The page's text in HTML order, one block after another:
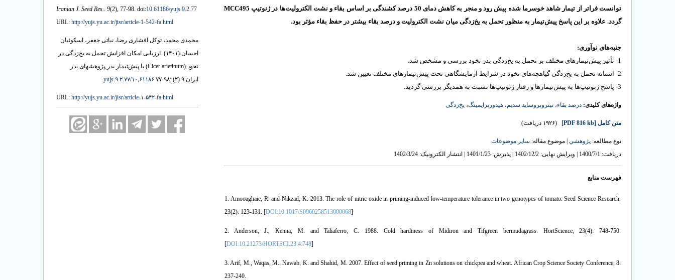
Iranian J. Seed Res.
9(2) , 77-98. doi:10.61186/yujs.9.2.77
URL: http://yujs.yu.ac.ir/jisr/article-1-542-fa.html
محمدی محمد، توکل افشاری رضا، نباتی جعفر، اسکوئیان
احسان.(۱۴۰۱).
ارزیابی امکان افزایش تحمل به یخ‌زدگی در
نخود (Cicer arietinum) با پیش‌تیمار بذر پژوهشهای بذر
ایران ۹ (۲) :۹۸-۷۷
۱۰,۶۱۱۸۶/yujs.۹.۲.۷۷
URL: http://yujs.yu.ac.ir/jisr/article-۱-۵۴۲-fa.html
توانست فراتر از تیمار شاهد خوسرما شده پیش رود و منجر به کاهش دمای 50 درصد کشندگی بر اساس بقاء و نشت الکترولیت‌ها در ژنوتیپ
MCC495
گردد. علاوه بر این پاسخ پیش‌تیمار به منظور تحمل به یخ‌زدگی میان نشت الکترولیت‌ و درصد بقاء بیشتر در حفظ بقاء مؤثر بود.
جنبه‌های نوآوری:
1- تأثیر پیش‌تیمارهای مختلف بر تحمل به یخ‌زدگی بذر نخود بررسی و مشخص شد.
2- آستانه تحمل به یخ‌زدگی گیاهچه‌های نخود در شرایط آزمایشگاهی تحت پیش‌تیمارهای مختلف تعیین شد.
3- پاسخ ژنوتیپ‌ها به پیش‌تیمارها و رفتار ژنوتیپ‌ها نسبت به همدیگر بررسی گردید.
واژه‌های کلیدی: درصد بقاء، نیتروپروساید سدیم، هیدورپرایمینگ، یخ‌زدگی
متن کامل [PDF 816 kb] (۱۹۲۶ دریافت)
نوع مطالعه: پژوهشي | موضوع مقاله: سایر موضوعات
دریافت: 1400/7/1 | ویرایش نهایی: 1402/12/2 | پذیرش: 1401/1/23 | انتشار الکترونیک: 1402/3/24
فهرست منابع
1. Amooaghaie, R. and Nikzad, K. 2013. The role of nitric oxide in priming-induced low-temperature tolerance in two genotypes of tomato. Seed Science Research,
23(2): 123-131. [DOI:10.1017/S0960258513000068]
2. Anderson, J., Kenna, M. and Taliaferro, C. 1988. Cold hardiness of Midiron and Tifgreen bermudagrass. HortScience, 23(4): 748-750.
[DOI:10.21273/HORTSCI.23.4.748]
3. Arif, M., Waqas, M., Nawab, K. and Shahid, M. 2007. Effect of seed priming in Zn solutions on chickpea and wheat. African Crop Science Society Conference, 8:
237-240.